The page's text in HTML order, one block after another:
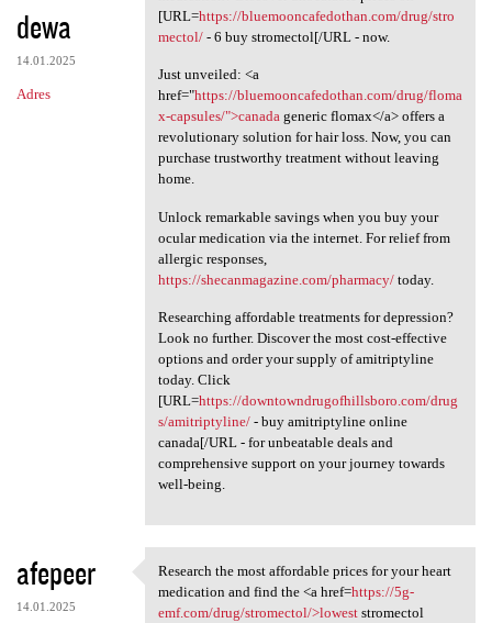
dewa
14.01.2025
Adres
[URL=https://bluemooncafedothan.com/drug/stro
mectol/- 6 buy stromectol[/URL - now.
Just unveiled: <a
href="https://bluemooncafedothan.com/drug/floma
x-capsules/">canadageneric flomax</a> offers a
revolutionary solution for hair loss. Now, you can
purchase trustworthy treatment without leaving
home.
Unlock remarkable savings when you buy your
ocular medication via the internet. For relief from
allergic responses,
https://shecanmagazine.com/pharmacy/today.
Researching affordable treatments for depression?
Look no further. Discover the most cost-effective
options and order your supply of amitriptyline
today. Click
[URL=https://downtowndrugofhillsboro.com/drug
s/amitriptyline/- buy amitriptyline online
canada[/URL - for unbeatable deals and
comprehensive support on your journey towards
well-being.
afepeer
14.01.2025
Research the most affordable
Research the most affordable prices for your heart
medication and find the <a href=https://5g-
emf.com/drug/stromectol/>loweststromectol